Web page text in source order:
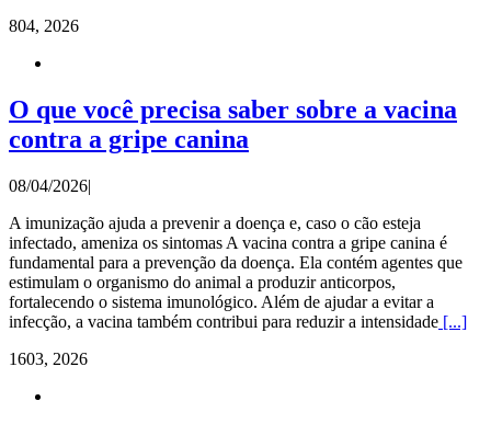
804, 2026
O que você precisa saber sobre a vacina
contra a gripe canina
08/04/2026|
A imunização ajuda a prevenir a doença e, caso o cão esteja
infectado, ameniza os sintomas A vacina contra a gripe canina é
fundamental para a prevenção da doença. Ela contém agentes que
estimulam o organismo do animal a produzir anticorpos,
fortalecendo o sistema imunológico. Além de ajudar a evitar a
infecção, a vacina também contribui para reduzir a intensidade [...]
1603, 2026